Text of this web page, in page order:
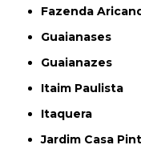
Fazenda
Guaianases
Guaianazes
Itaim Paulista
Itaquera
Jardim Casa